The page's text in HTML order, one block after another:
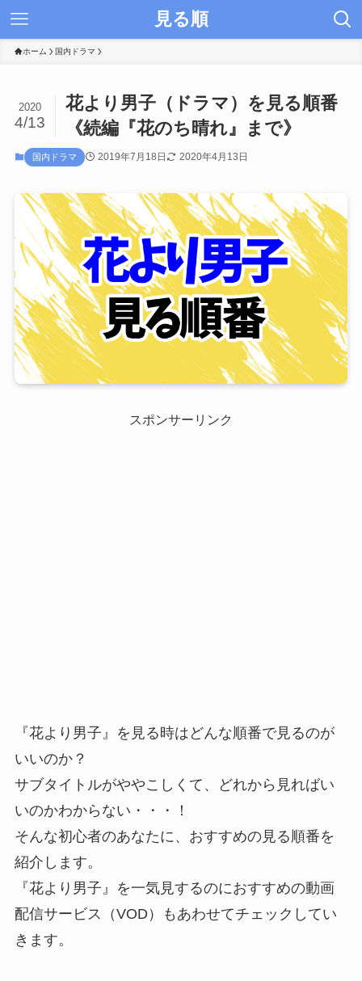
見る順
ホーム 国内ドラマ
花より男子（ドラマ）を見る順番
《続編『花のち晴れ』まで》
2020
4/13
国内ドラマ 2019年7月18日 2020年4月13日
スポンサーリンク
『花より男子』を見る時はどんな順番で見るのが
いいのか？
サブタイトルがややこしくて、どれから見ればい
いのかわからない・・・！
そんな初心者のあなたに、おすすめの見る順番を
紹介します。
『花より男子』を一気見するのにおすすめの動画
配信サービス（VOD）もあわせてチェックしてい
きます。